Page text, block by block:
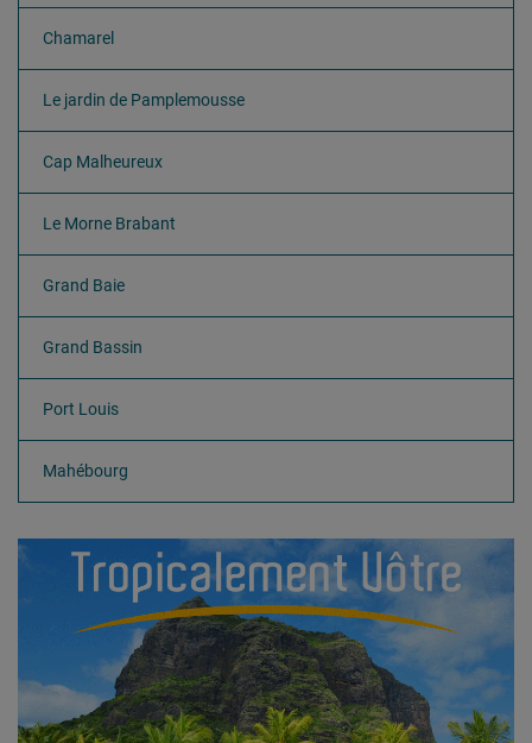
Chamarel
Le jardin de Pamplemousse
Cap Malheureux
Le Morne Brabant
Grand Baie
Grand Bassin
Port Louis
Mahébourg